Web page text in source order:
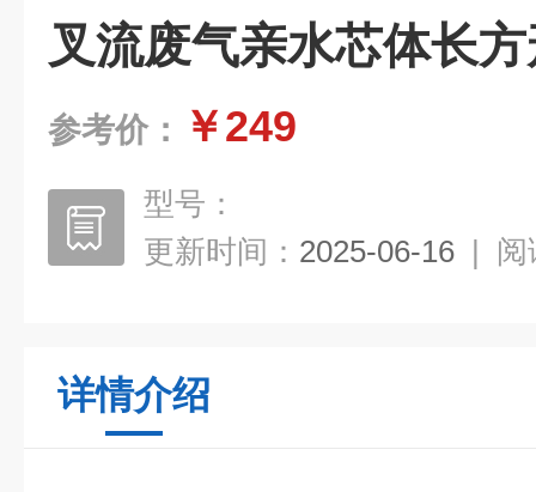
叉流废气亲水芯体长
参考价： ￥249
型号：
更新时间： 2025-06-16 | 阅
详情介绍